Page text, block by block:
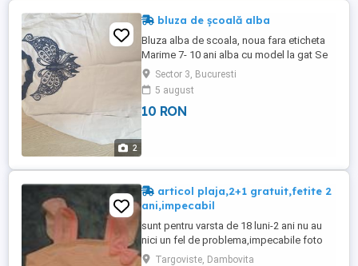
2
bluza de școală alba
Bluza alba de scoala, noua fara eticheta
Marime 7- 10 ani alba cu model la gat Se
poate vedea in sector 3
Sector 3, Bucuresti
5 august
10 RON
articol plaja,2+1 gratuit,fetite 2
ani,impecabil
sunt pentru varsta de 18 luni-2 ani nu au
nici un fel de problema,impecabile foto
1,2-costumele de baie-20 lei buc.
Targoviste, Dambovita